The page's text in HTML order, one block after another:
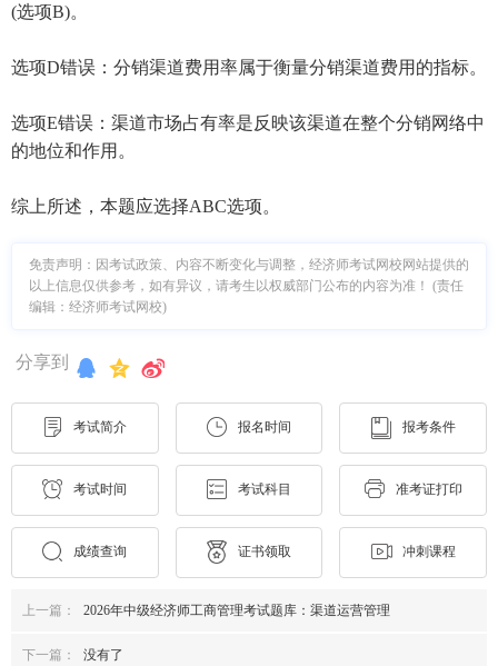
(选项B)。
选项D错误：分销渠道费用率属于衡量分销渠道费用的指标。
选项E错误：渠道市场占有率是反映该渠道在整个分销网络中
的地位和作用。
综上所述，本题应选择ABC选项。
免责声明：因考试政策、内容不断变化与调整，经济师考试网校网站提供的
以上信息仅供参考，如有异议，请考生以权威部门公布的内容为准！ (责任
编辑：经济师考试网校)
分享到
考试简介 报名时间 报考条件
考试时间 考试科目 准考证打印
成绩查询 证书领取 冲刺课程
上一篇： 2026年中级经济师工商管理考试题库：渠道运营管理
下一篇： 没有了